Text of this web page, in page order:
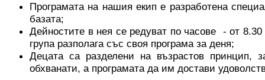
Програмата на нашия екип е разработена
базата;
Дейностите в нея се редуват по часове - от 8.30
група разполага със своя програма за деня;
Децата са разделени на възрастов принцип,
обхванати, а програмата да им достави